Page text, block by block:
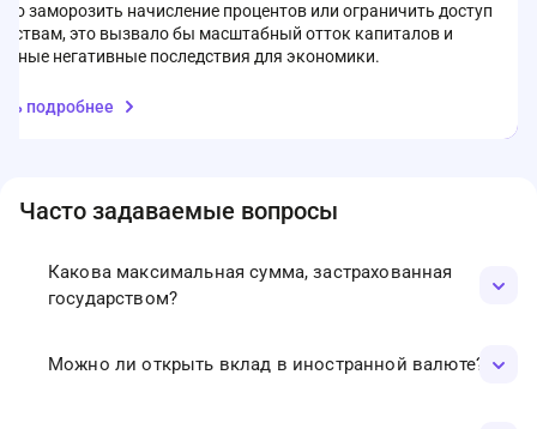
заморозить начисление процентов или ограничить доступ
это вызвало бы масштабный отток капиталов и
негативные последствия для экономики.
вкладов в России исключена благодаря наличию
фондов, политическим решениям и устойчивости
подходить к любым информационным поводам
подробнее
Часто задаваемые вопросы
Какова максимальная сумма, застрахованная
государством?
возмещения по вкладам составляет до 1,4 млн рублей
Можно ли открыть вклад в иностранной валюте?